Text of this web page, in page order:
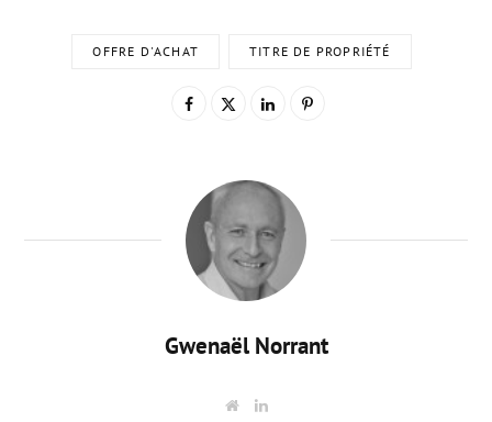
OFFRE D'ACHAT TITRE DE PROPRIÉTÉ
Gwenaël Norrant
W
L